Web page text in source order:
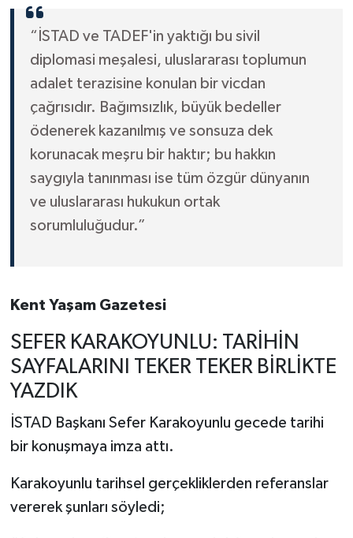
“İSTAD ve TADEF'in yaktığı bu sivil
diplomasi meşalesi, uluslararası toplumun
adalet terazisine konulan bir vicdan
çağrısıdır. Bağımsızlık, büyük bedeller
ödenerek kazanılmış ve sonsuza dek
korunacak meşru bir haktır; bu hakkın
saygıyla tanınması ise tüm özgür dünyanın
ve uluslararası hukukun ortak
sorumluluğudur.”
Kent Yaşam Gazetesi
SEFER KARAKOYUNLU: TARİHİN
SAYFALARINI TEKER TEKER BİRLİKTE
YAZDIK
İSTAD Başkanı Sefer Karakoyunlu gecede tarihi
bir konuşmaya imza attı.
Karakoyunlu tarihsel gerçekliklerden referanslar
vererek şunları söyledi;